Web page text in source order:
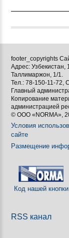
footer_copyrights
Адрес: Узбекистан,
Таллимаржон, 1/1.
Тел.: 78-150-11-72,
Главный
Копирование
администрацией
© ООО «NORMA»,
Условия
сайте
Размещение
Код нашей кнопки
RSS канал